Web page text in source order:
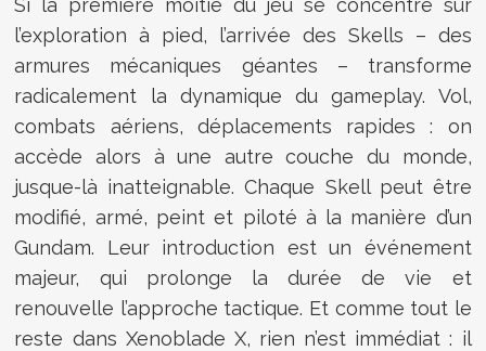
l’exploration à pied, l’arrivée des Skells – des
armures mécaniques géantes – transforme
radicalement la dynamique du gameplay. Vol,
combats aériens, déplacements rapides : on
accède alors à une autre couche du monde,
jusque-là inatteignable. Chaque Skell peut être
modifié, armé, peint et piloté à la manière d’un
Gundam. Leur introduction est un événement
majeur, qui prolonge la durée de vie et
renouvelle l’approche tactique. Et comme tout le
reste dans Xenoblade X, rien n’est immédiat : il